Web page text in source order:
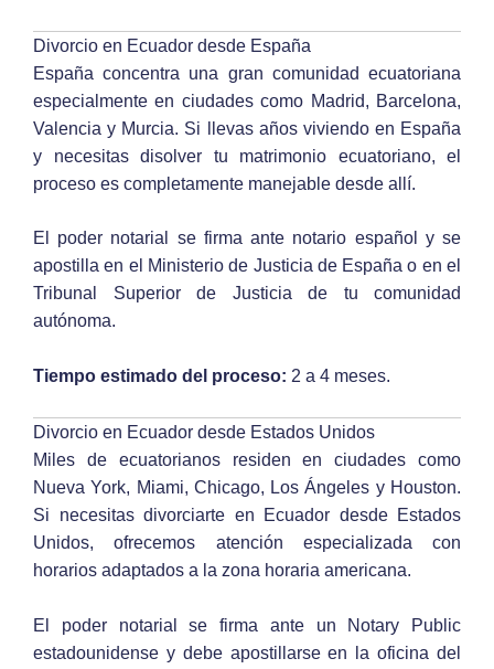
Divorcio en Ecuador desde España
España concentra una gran comunidad ecuatoriana
especialmente en ciudades como Madrid, Barcelona,
Valencia y Murcia. Si llevas años viviendo en España
y necesitas disolver tu matrimonio ecuatoriano, el
proceso es completamente manejable desde allí.
El poder notarial se firma ante notario español y se
apostilla en el Ministerio de Justicia de España o en el
Tribunal Superior de Justicia de tu comunidad
autónoma.
Tiempo estimado del proceso: 2 a 4 meses.
Divorcio en Ecuador desde Estados Unidos
Miles de ecuatorianos residen en ciudades como
Nueva York, Miami, Chicago, Los Ángeles y Houston.
Si necesitas divorciarte en Ecuador desde Estados
Unidos, ofrecemos atención especializada con
horarios adaptados a la zona horaria americana.
El poder notarial se firma ante un Notary Public
estadounidense y debe apostillarse en la oficina del